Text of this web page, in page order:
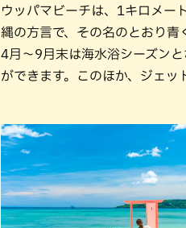
ウッパマビーチは、1キロメー
縄の方言で、その名のとおり青
4月〜9月末は海水浴シーズン
ができます。このほか、ジェッ